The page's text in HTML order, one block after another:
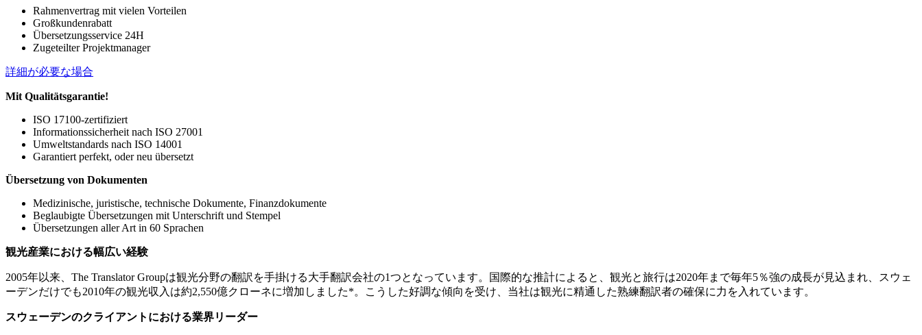
Rahmenvertrag mit vielen Vorteilen
Großkundenrabatt
Übersetzungsservice 24H
Zugeteilter Projektmanager
詳細が必要な場合
Mit Qualitätsgarantie!
ISO 17100-zertifiziert
Informationssicherheit nach ISO 27001
Umweltstandards nach ISO 14001
Garantiert perfekt, oder neu übersetzt
Übersetzung von Dokumenten
Medizinische, juristische, technische Dokumente, Finanzdokumente
Beglaubigte Übersetzungen mit Unterschrift und Stempel
Übersetzungen aller Art in 60 Sprachen
観光産業における幅広い経験
2005年以来、The Translator Groupは観光分野の翻訳を手掛ける大手翻訳会社の1つとなっています。国際的な推計によると、観光と旅行は2020年まで毎年5％強の成長が見込まれ、スウェ
ーデンだけでも2010年の観光収入は約2,550億クローネに増加しました*。こうした好調な傾向を受け、当社は観光に精通した熟練翻訳者の確保に力を入れています。
スウェーデンのクライアントにおける業界リーダー